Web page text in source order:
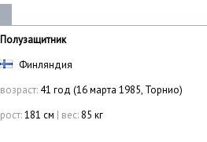
Полузащитник
Финляндия
возраст: 41 год (16 марта 1985, Торнио)
рост:181 см | вес: 85 кг